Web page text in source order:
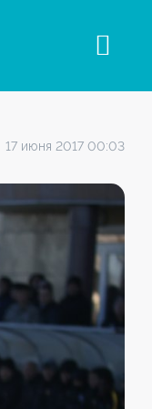
17 июня 2017 00:03